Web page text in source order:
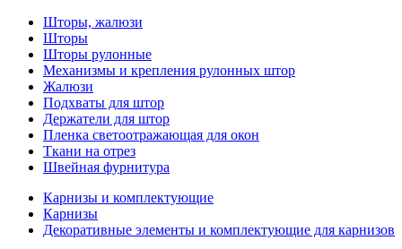
Шторы, жалюзи
Шторы
Шторы рулонные
Механизмы и крепления рулонных штор
Жалюзи
Подхваты для штор
Держатели для штор
Пленка светоотражающая для окон
Ткани на отрез
Швейная фурнитура
Карнизы и комплектующие
Карнизы
Декоративные элементы и комплектующие для карнизов